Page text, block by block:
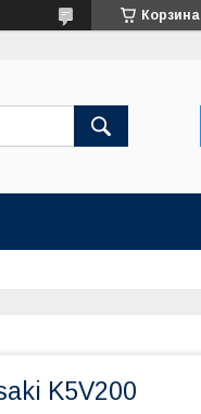
Корзина
K5V200